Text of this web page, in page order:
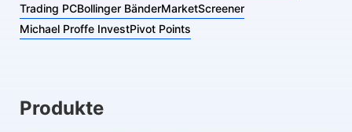
Trading PCBollinger BänderMarketScreener
Michael Proffe InvestPivot Points
Produkte